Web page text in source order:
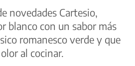
novedades Cartesio,
blanco con un sabor más
romanesco verde y que
al cocinar.